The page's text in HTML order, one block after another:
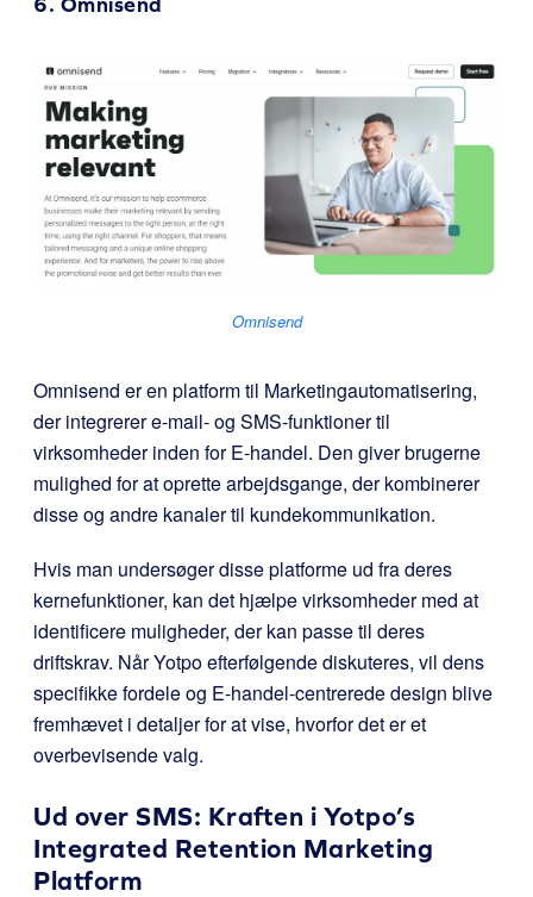
Omnisend
Omnisend er en platform til Marketingautomatisering,
der integrerer e-mail- og SMS-funktioner til
virksomheder inden for E-handel. Den giver brugerne
mulighed for at oprette arbejdsgange, der kombinerer
disse og andre kanaler til kundekommunikation.
Hvis man undersøger disse platforme ud fra deres
kernefunktioner, kan det hjælpe virksomheder med at
identificere muligheder, der kan passe til deres
driftskrav. Når Yotpo efterfølgende diskuteres, vil dens
specifikke fordele og E-handel-centrerede design blive
fremhævet i detaljer for at vise, hvorfor det er et
overbevisende valg.
Ud over SMS: Kraften i Yotpo’s
Integrated Retention Marketing
Platform